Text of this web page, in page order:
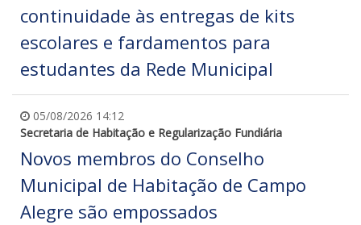
continuidade às entregas de kits
escolares e fardamentos para
estudantes da Rede Municipal
05/08/2026 14:12
Secretaria de Habitação e Regularização Fundiária
Novos membros do Conselho
Municipal de Habitação de Campo
Alegre são empossados